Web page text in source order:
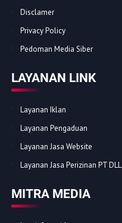
Disclamer
Privacy Policy
Pedoman Media Siber
LAYANAN LINK
Layanan Iklan
Layanan Pengaduan
Layanan Jasa Website
Layanan Jasa Perizinan PT DLL
MITRA MEDIA